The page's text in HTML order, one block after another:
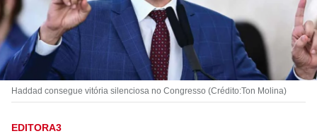
Haddad consegue vitória silenciosa no Congresso (Crédito:Ton Molina)
EDITORA3